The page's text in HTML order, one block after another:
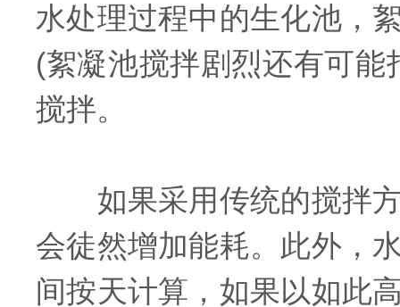
水处理过程中的生化池，
(絮凝池搅拌剧烈还有可
搅拌。
如果采用传统的搅拌方
会徒然增加能耗。此外，
间按天计算，如果以如此